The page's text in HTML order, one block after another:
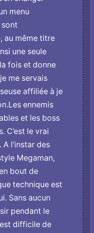
menu
au même titre
une seule
fois et donne
me servais
affiliée à je
ennemis
et les boss
C’est le vrai
l’instar des
Megaman,
bout de
technique est
Sans aucun
pendant le
est difficile de